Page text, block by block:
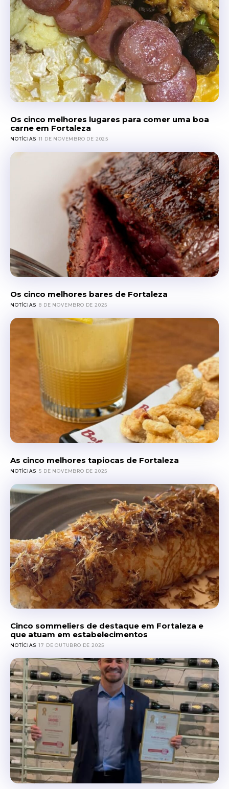
Os cinco melhores lugares para comer uma boa
carne em Fortaleza
NOTÍCIAS 11 DE NOVEMBRO DE 2025
Os cinco melhores bares de Fortaleza
NOTÍCIAS 8 DE NOVEMBRO DE 2025
As cinco melhores tapiocas de Fortaleza
NOTÍCIAS 5 DE NOVEMBRO DE 2025
Cinco sommeliers de destaque em Fortaleza e
que atuam em estabelecimentos
NOTÍCIAS 17 DE OUTUBRO DE 2025